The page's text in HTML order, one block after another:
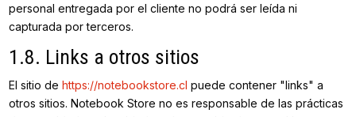
personal entregada por el cliente no podrá ser leída ni
capturada por terceros.
1.8. Links a otros sitios
El sitio de https://notebookstore.cl puede contener "links" a
otros sitios. Notebook Store no es responsable de las prácticas